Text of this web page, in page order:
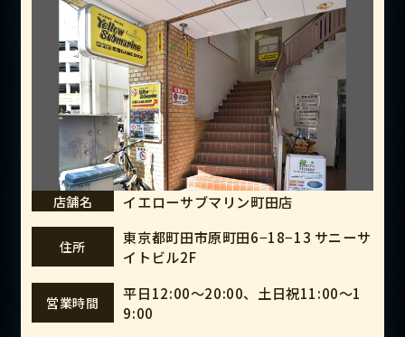
店舗名 イエローサブマリン町田店
住所
東京都町田市原町田6−18−13 サニーサ
イトビル2F
営業時間
平日12:00〜20:00、土日祝11:00〜1
9:00